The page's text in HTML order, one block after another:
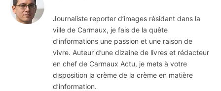
Journaliste reporter d’images résidant dans la
ville de Carmaux, je fais de la quête
d’informations une passion et une raison de
vivre. Auteur d’une dizaine de livres et rédacteur
en chef de Carmaux Actu, je mets à votre
disposition la crème de la crème en matière
d’information.